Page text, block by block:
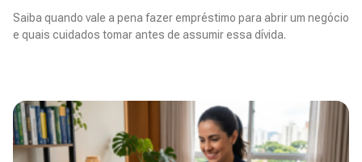
Saiba quando vale a pena fazer empréstimo para abrir um negócio
e quais cuidados tomar antes de assumir essa dívida.